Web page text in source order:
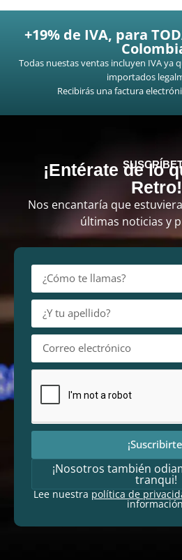
+19% de IVA, para
Todas nuestas ventas incluyen IVA ya
importados
Recibirás una factura
¡Entérate de lo
Retro!
Nos encantaría que
últimas noticias y
¡Nosotros también
tranqui!
Lee nuestrapolítica de